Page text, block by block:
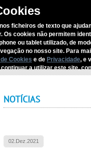
ficheiros de texto que
Os cookies não permitem
ou tablet utilizado, de
no nosso site. Para
Cookies e de Privacidade, e
continuar a utilizar este site,
REDITUS
› Linhas geridas pela Reditus
NOTÍCIAS
02.Dez.2021